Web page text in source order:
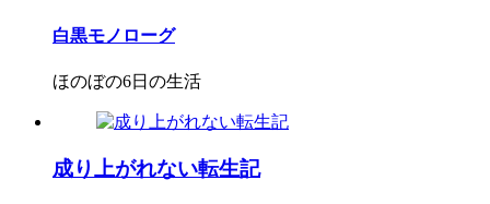
白黒モノローグ
ほのぼの6日の生活
成り上がれない転生記